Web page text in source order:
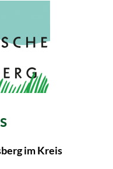
im Kreis